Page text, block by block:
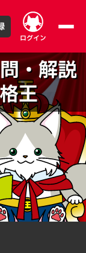
ログイン
・解説
王